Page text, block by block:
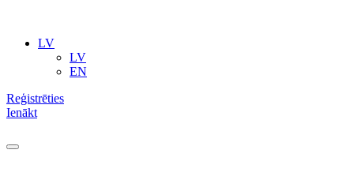
LV
LV
EN
Reģistrēties
Ienākt